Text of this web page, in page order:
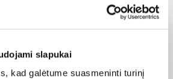
slapukai
kad galėtume suasmeninti turinį
prekes nuo 150 Eur įsigyti su
lizingu. Tai patogu, kai prekę norite
Lietuvoje: į paštomatus nuo 2,29 €, o
pristatymas į paštomatą nemokamas.
prasideda nuo 2,99 €.